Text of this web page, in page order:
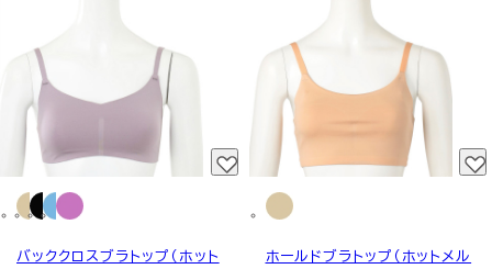
バッククロスブラトップ（ホット
ホールドブラトップ（ホットメル